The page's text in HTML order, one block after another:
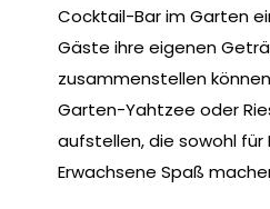
Cocktail-Bar im Garten
Gäste ihre eigenen
zusammenstellen
Garten-Yahtzee oder
aufstellen, die sowohl für
Erwachsene Spaß